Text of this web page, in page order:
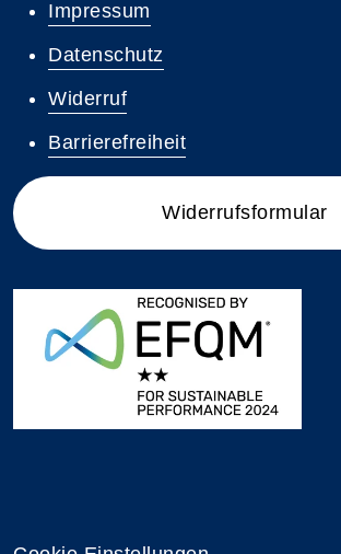
Impressum
Datenschutz
Widerruf
Barrierefreiheit
Widerrufsformular